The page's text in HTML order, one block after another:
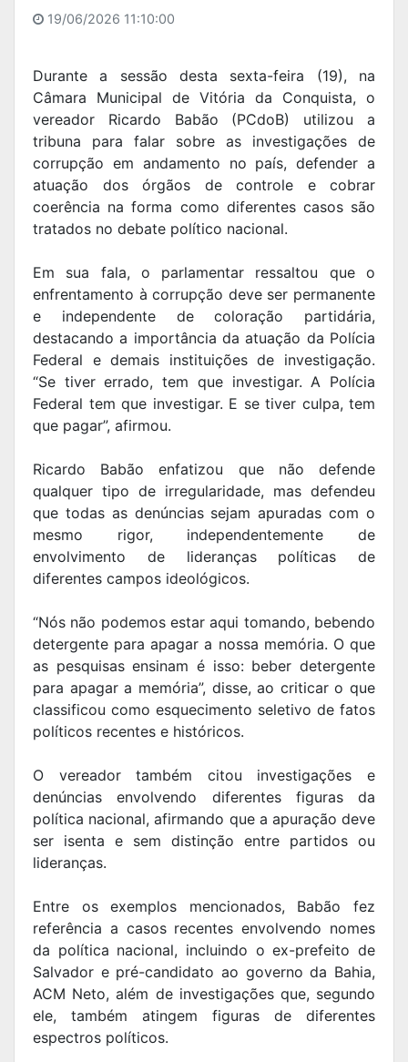
19/06/2026 11:10:00
Durante a sessão desta sexta-feira (19), na
Câmara Municipal de Vitória da Conquista, o
vereador Ricardo Babão (PCdoB) utilizou a
tribuna para falar sobre as investigações de
corrupção em andamento no país, defender a
atuação dos órgãos de controle e cobrar
coerência na forma como diferentes casos são
tratados no debate político nacional.
Em sua fala, o parlamentar ressaltou que o
enfrentamento à corrupção deve ser permanente
e independente de coloração partidária,
destacando a importância da atuação da Polícia
Federal e demais instituições de investigação.
“Se tiver errado, tem que investigar. A Polícia
Federal tem que investigar. E se tiver culpa, tem
que pagar”, afirmou.
Ricardo Babão enfatizou que não defende
qualquer tipo de irregularidade, mas defendeu
que todas as denúncias sejam apuradas com o
mesmo rigor, independentemente de
envolvimento de lideranças políticas de
diferentes campos ideológicos.
“Nós não podemos estar aqui tomando, bebendo
detergente para apagar a nossa memória. O que
as pesquisas ensinam é isso: beber detergente
para apagar a memória”, disse, ao criticar o que
classificou como esquecimento seletivo de fatos
políticos recentes e históricos.
O vereador também citou investigações e
denúncias envolvendo diferentes figuras da
política nacional, afirmando que a apuração deve
ser isenta e sem distinção entre partidos ou
lideranças.
Entre os exemplos mencionados, Babão fez
referência a casos recentes envolvendo nomes
da política nacional, incluindo o ex-prefeito de
Salvador e pré-candidato ao governo da Bahia,
ACM Neto, além de investigações que, segundo
ele, também atingem figuras de diferentes
espectros políticos.